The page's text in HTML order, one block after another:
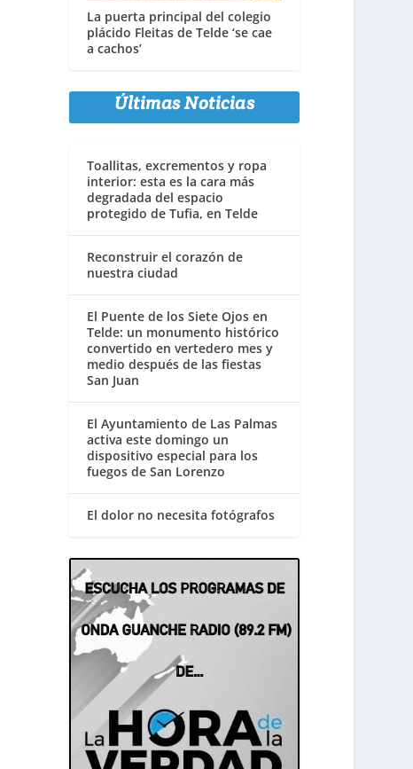
La puerta principal del colegio
plácido Fleitas de Telde ‘se cae
a cachos’
Últimas Noticias
Toallitas, excrementos y ropa
interior: esta es la cara más
degradada del espacio
protegido de Tufia, en Telde
Reconstruir el corazón de
nuestra ciudad
El Puente de los Siete Ojos en
Telde: un monumento histórico
convertido en vertedero mes y
medio después de las fiestas
San Juan
El Ayuntamiento de Las Palmas
activa este domingo un
dispositivo especial para los
fuegos de San Lorenzo
El dolor no necesita fotógrafos